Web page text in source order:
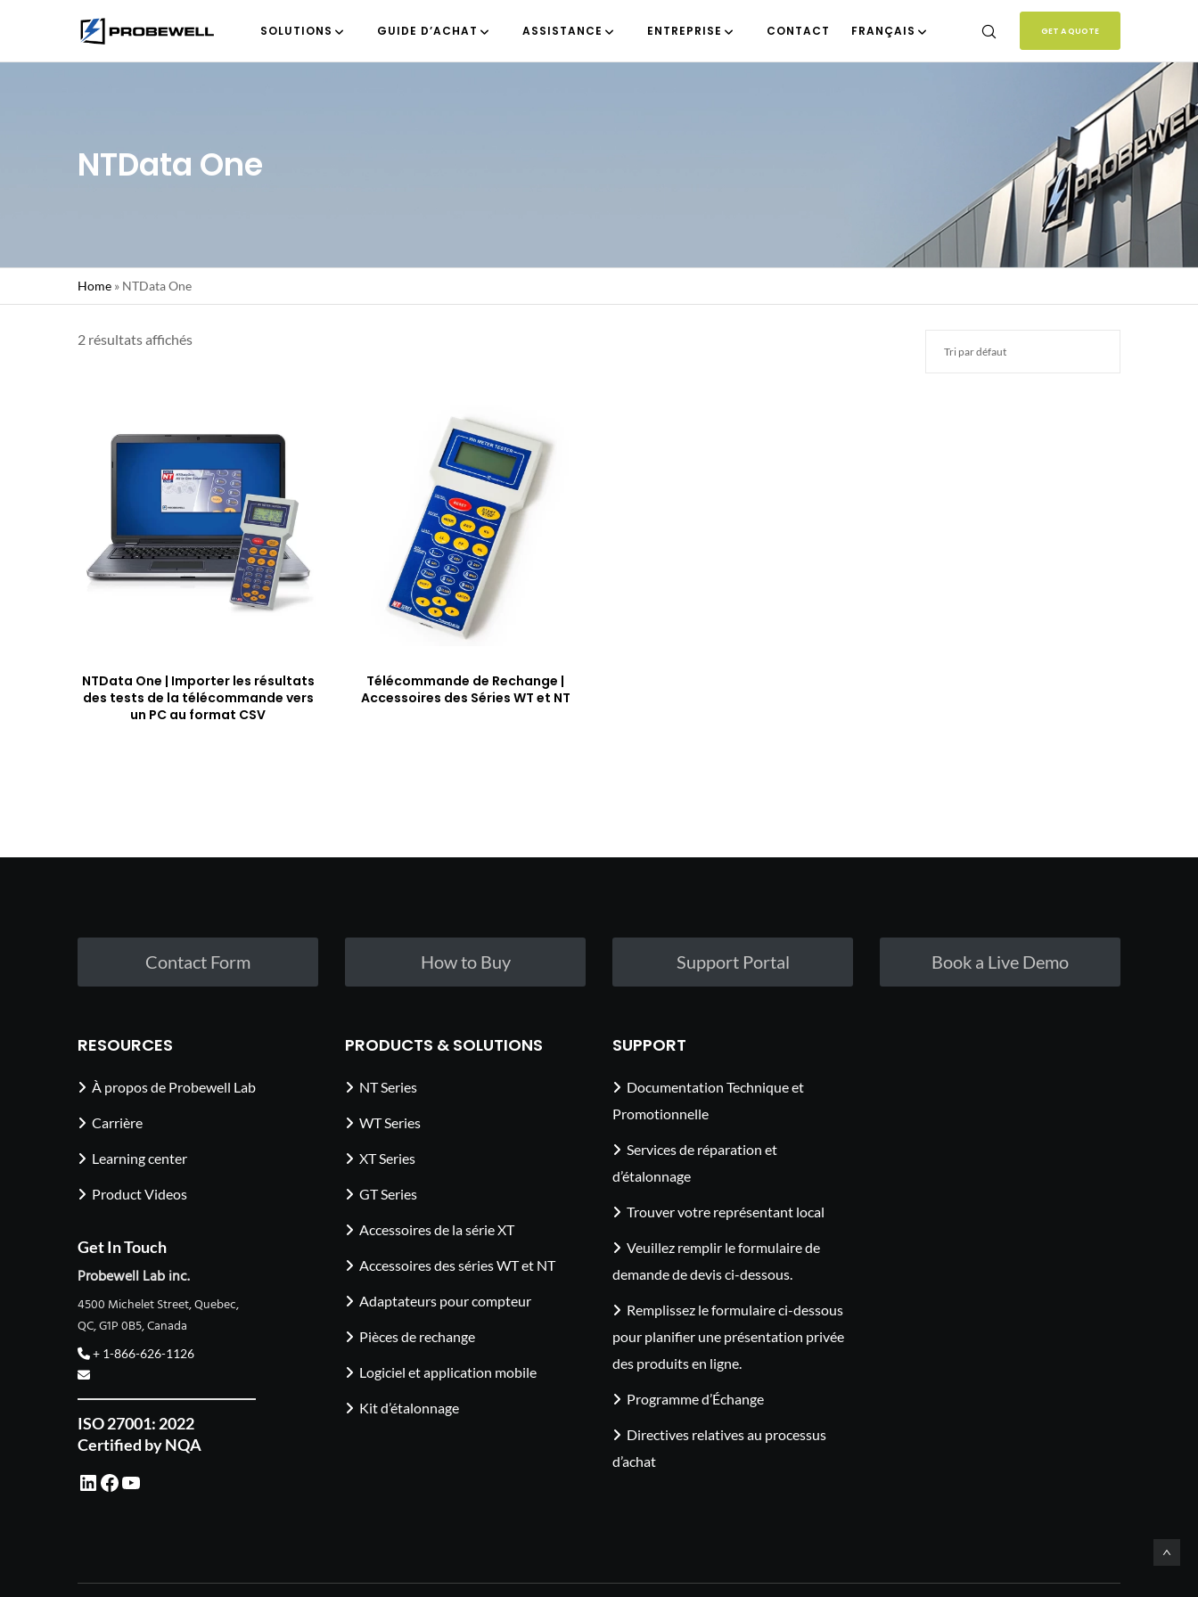
GET A QUOTE
SOLUTIONS GUIDE D’ACHAT ASSISTANCE ENTREPRISE CONTACT FRANÇAIS
NTData One
Home » NTData One
2 résultats affichés
NTData One | Importer les résultats
des tests de la télécommande vers
un PC au format CSV
Télécommande de Rechange |
Accessoires des Séries WT et NT
Contact Form
RESOURCES
À propos de Probewell Lab
Carrière
Learning center
Product Videos
Get In Touch
Probewell Lab inc.
4500 Michelet Street, Quebec,
QC, G1P 0B5, Canada
+ 1-866-626-1126
ISO 27001: 2022
Certified by NQA
LinkedIn Facebook YouTube
How to Buy
PRODUCTS & SOLUTIONS
NT Series
WT Series
XT Series
GT Series
Accessoires de la série XT
Accessoires des séries WT et NT
Adaptateurs pour compteur
Pièces de rechange
Logiciel et application mobile
Kit d’étalonnage
Support Portal
SUPPORT
Documentation Technique et
Promotionnelle
Services de réparation et
d’étalonnage
Trouver votre représentant local
Veuillez remplir le formulaire de
demande de devis ci-dessous.
Remplissez le formulaire ci-dessous
pour planifier une présentation privée
des produits en ligne.
Programme d’Échange
Directives relatives au processus
d’achat
Book a Live Demo